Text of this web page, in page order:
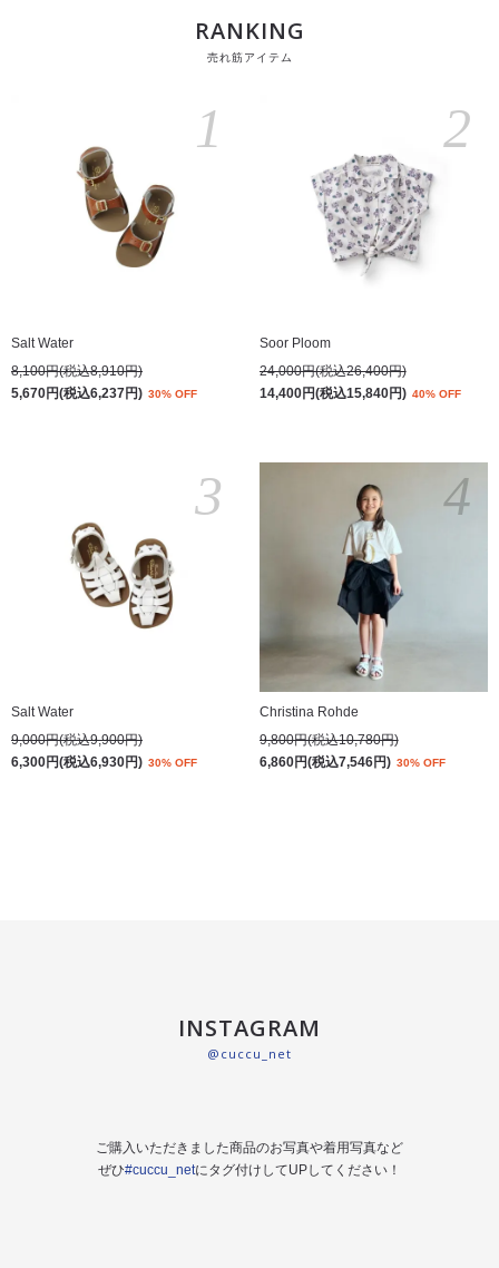
RANKING
売れ筋アイテム
Salt Water
8,100円(税込8,910円)
5,670円(税込6,237円) 30% OFF
1
Soor Ploom
24,000円(税込26,400円)
14,400円(税込15,840円) 40% OFF
2
Salt Water
9,000円(税込9,900円)
6,300円(税込6,930円) 30% OFF
3
Christina Rohde
9,800円(税込10,780円)
6,860円(税込7,546円) 30% OFF
4
INSTAGRAM
@cuccu_net
ご購入いただきました商品のお写真や着用写真など
ぜひ#cuccu_netにタグ付けしてUPしてください！